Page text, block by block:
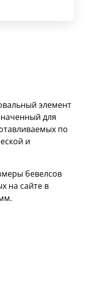
элемент
для
по
и
бевелсов
на сайте в